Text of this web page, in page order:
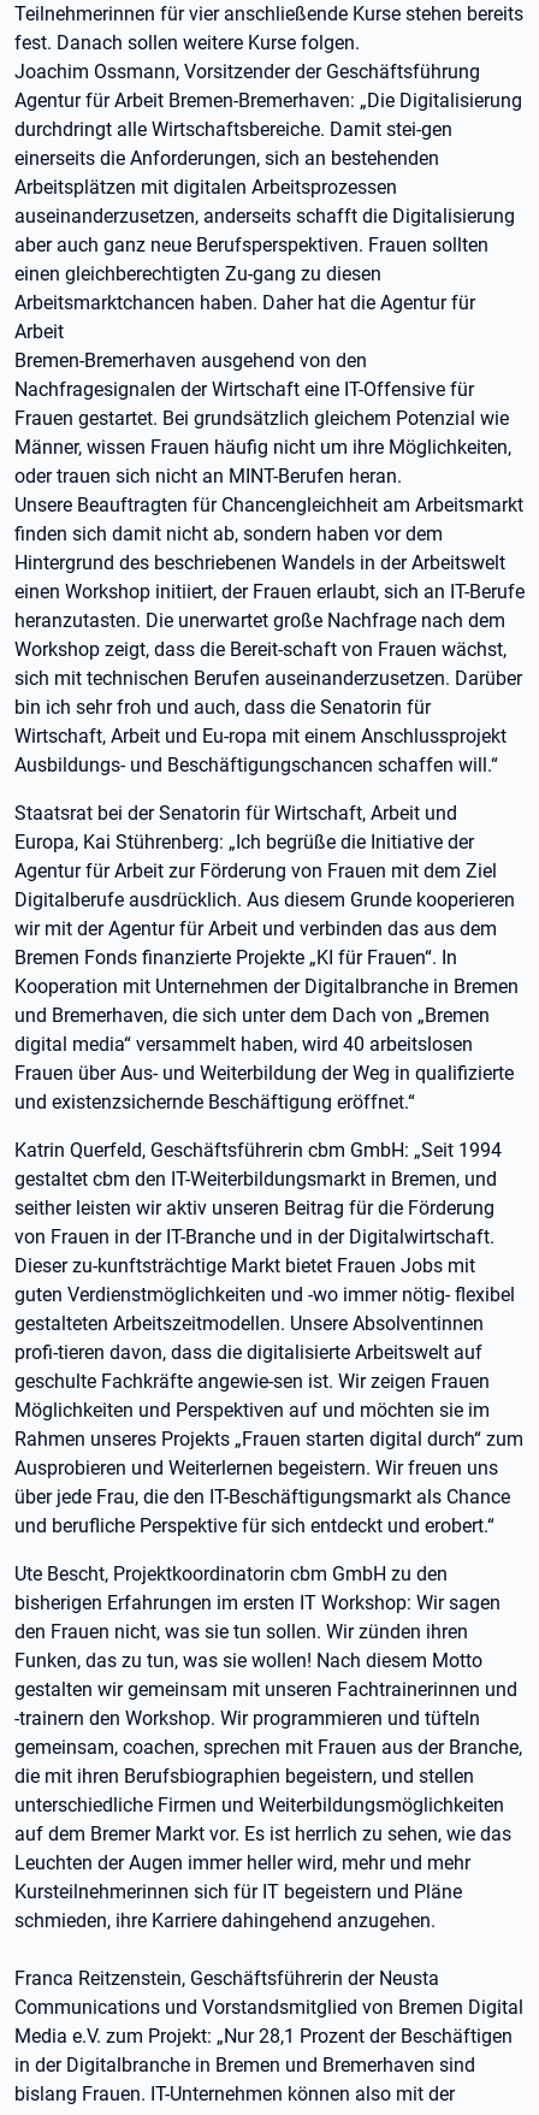
Teilnehmerinnen für vier anschließende Kurse stehen bereits
fest. Danach sollen weitere Kurse folgen.
Joachim Ossmann, Vorsitzender der Geschäftsführung
Agentur für Arbeit Bremen-Bremerhaven: „Die Digitalisierung
durchdringt alle Wirtschaftsbereiche. Damit stei-gen
einerseits die Anforderungen, sich an bestehenden
Arbeitsplätzen mit digitalen Arbeitsprozessen
auseinanderzusetzen, anderseits schafft die Digitalisierung
aber auch ganz neue Berufsperspektiven. Frauen sollten
einen gleichberechtigten Zu-gang zu diesen
Arbeitsmarktchancen haben. Daher hat die Agentur für
Arbeit
Bremen-Bremerhaven ausgehend von den
Nachfragesignalen der Wirtschaft eine IT-Offensive für
Frauen gestartet. Bei grundsätzlich gleichem Potenzial wie
Männer, wissen Frauen häufig nicht um ihre Möglichkeiten,
oder trauen sich nicht an MINT-Berufen heran.
Unsere Beauftragten für Chancengleichheit am Arbeitsmarkt
finden sich damit nicht ab, sondern haben vor dem
Hintergrund des beschriebenen Wandels in der Arbeitswelt
einen Workshop initiiert, der Frauen erlaubt, sich an IT-Berufe
heranzutasten. Die unerwartet große Nachfrage nach dem
Workshop zeigt, dass die Bereit-schaft von Frauen wächst,
sich mit technischen Berufen auseinanderzusetzen. Darüber
bin ich sehr froh und auch, dass die Senatorin für
Wirtschaft, Arbeit und Eu-ropa mit einem Anschlussprojekt
Ausbildungs- und Beschäftigungschancen schaffen will.“
Staatsrat bei der Senatorin für Wirtschaft, Arbeit und
Europa, Kai Stührenberg: „Ich begrüße die Initiative der
Agentur für Arbeit zur Förderung von Frauen mit dem Ziel
Digitalberufe ausdrücklich. Aus diesem Grunde kooperieren
wir mit der Agentur für Arbeit und verbinden das aus dem
Bremen Fonds finanzierte Projekte „KI für Frauen“. In
Kooperation mit Unternehmen der Digitalbranche in Bremen
und Bremerhaven, die sich unter dem Dach von „Bremen
digital media“ versammelt haben, wird 40 arbeitslosen
Frauen über Aus- und Weiterbildung der Weg in qualifizierte
und existenzsichernde Beschäftigung eröffnet.“
Katrin Querfeld, Geschäftsführerin cbm GmbH: „Seit 1994
gestaltet cbm den IT-Weiterbildungsmarkt in Bremen, und
seither leisten wir aktiv unseren Beitrag für die Förderung
von Frauen in der IT-Branche und in der Digitalwirtschaft.
Dieser zu-kunftsträchtige Markt bietet Frauen Jobs mit
guten Verdienstmöglichkeiten und -wo immer nötig- flexibel
gestalteten Arbeitszeitmodellen. Unsere Absolventinnen
profi-tieren davon, dass die digitalisierte Arbeitswelt auf
geschulte Fachkräfte angewie-sen ist. Wir zeigen Frauen
Möglichkeiten und Perspektiven auf und möchten sie im
Rahmen unseres Projekts „Frauen starten digital durch“ zum
Ausprobieren und Weiterlernen begeistern. Wir freuen uns
über jede Frau, die den IT-Beschäftigungsmarkt als Chance
und berufliche Perspektive für sich entdeckt und erobert.“
Ute Bescht, Projektkoordinatorin cbm GmbH zu den
bisherigen Erfahrungen im ersten IT Workshop: Wir sagen
den Frauen nicht, was sie tun sollen. Wir zünden ihren
Funken, das zu tun, was sie wollen! Nach diesem Motto
gestalten wir gemeinsam mit unseren Fachtrainerinnen und
-trainern den Workshop. Wir programmieren und tüfteln
gemeinsam, coachen, sprechen mit Frauen aus der Branche,
die mit ihren Berufsbiographien begeistern, und stellen
unterschiedliche Firmen und Weiterbildungsmöglichkeiten
auf dem Bremer Markt vor. Es ist herrlich zu sehen, wie das
Leuchten der Augen immer heller wird, mehr und mehr
Kursteilnehmerinnen sich für IT begeistern und Pläne
schmieden, ihre Karriere dahingehend anzugehen.
Franca Reitzenstein, Geschäftsführerin der Neusta
Communications und Vorstandsmitglied von Bremen Digital
Media e.V. zum Projekt: „Nur 28,1 Prozent der Beschäftigen
in der Digitalbranche in Bremen und Bremerhaven sind
bislang Frauen. IT-Unternehmen können also mit der